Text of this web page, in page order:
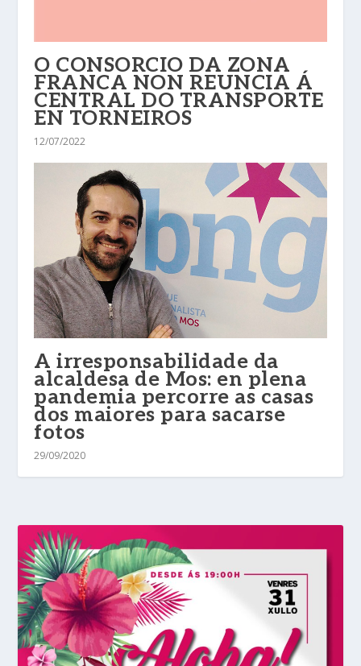
O CONSORCIO DA ZONA
FRANCA NON REUNCIA Á
CENTRAL DO TRANSPORTE
EN TORNEIROS
12/07/2022
A irresponsabilidade da
alcaldesa de Mos: en plena
pandemia percorre as casas
dos maiores para sacarse
fotos
29/09/2020